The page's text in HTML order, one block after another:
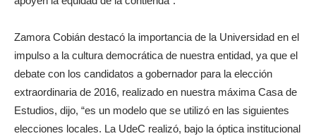
Zamora Cobián destacó la importancia de la Universidad en el
impulso a la cultura democrática de nuestra entidad, ya que el
debate con los candidatos a gobernador para la elección
extraordinaria de 2016, realizado en nuestra máxima Casa de
Estudios, dijo, “es un modelo que se utilizó en las siguientes
elecciones locales. La UdeC realizó, bajo la óptica institucional